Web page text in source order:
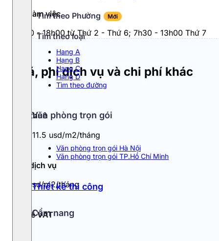
Tìm theo Phường Mới
Tìm theo loại
Hang A
Hạng B
Hạng C
Hạng D
Tìm theo đường
Văn phòng trọn gói
Văn phòng trọn gói Hà Nội
Văn phòng trọn gói TP.Hồ Chí Minh
Thiết kế thi công
Cẩm nang
Giờ làm việc
7h30 - 18h00 từ Thứ 2 - Thứ 6; 7h30 - 13h00 Thứ 7
Giá, phí dịch vụ và chi phí khác
Giá thuê
10 - 11.5 usd/m2/tháng
Phí dịch vụ
0.5usd/m2/tháng
Thuế VAT